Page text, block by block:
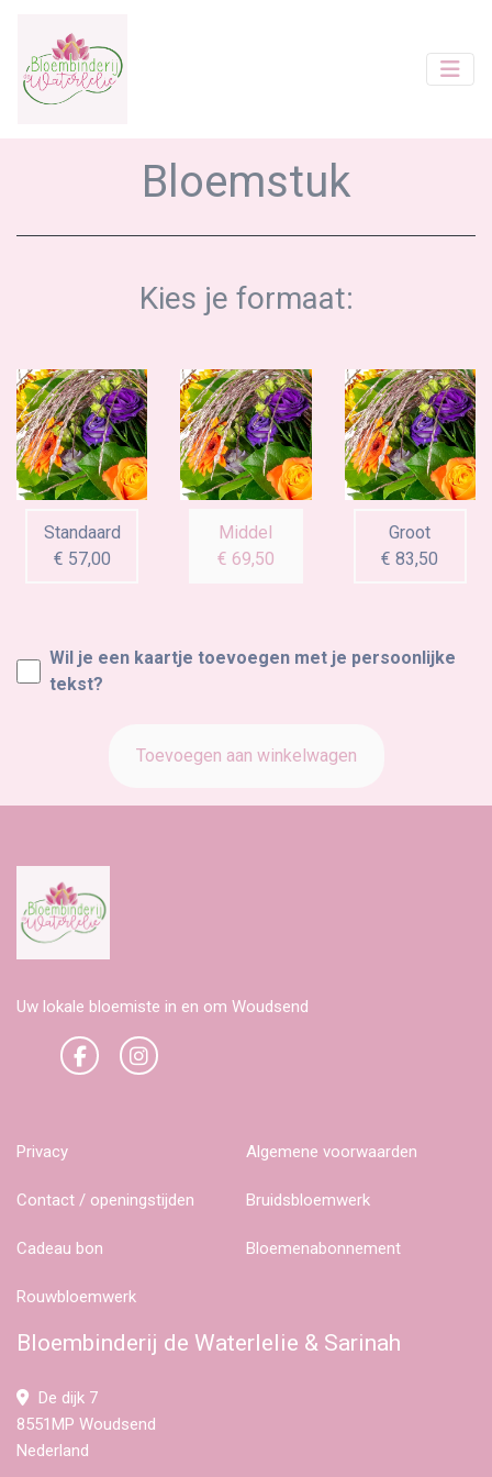
Bloemstuk
Kies je formaat:
Standaard
€ 57,00
Middel
€ 69,50
Groot
€ 83,50
Wil je een kaartje toevoegen met je persoonlijke
tekst?
Toevoegen aan winkelwagen
Uw lokale bloemiste in en om Woudsend
Privacy Algemene voorwaarden
Contact / openingstijden Bruidsbloemwerk
Cadeau bon Bloemenabonnement
Rouwbloemwerk
Bloembinderij de Waterlelie & Sarinah
De dijk 7
8551MP Woudsend
Nederland